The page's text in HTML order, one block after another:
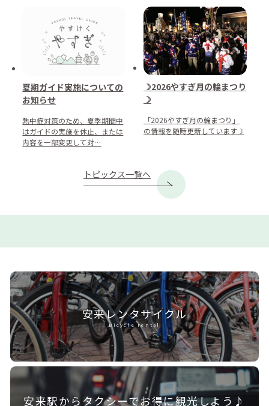
夏期ガイド実施についての
お知らせ
熱中症対策のため、夏季期間中
はガイドの実施を休止、または
内容を一部変更して対…
☽2026やすぎ月の輪まつり
☽
「2026やすぎ月の輪まつり」
の情報を随時更新しています☽
トピックス一覧へ
安来レンタサイクル
Bicycle rental
安来駅からタクシーでお得に観光しよう♪